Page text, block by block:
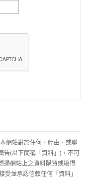
網站對於任何、經由、或聯
告(以下簡稱「資料」)，不可
過網站上之資料購買或取得
受並承認信賴任何「資料」